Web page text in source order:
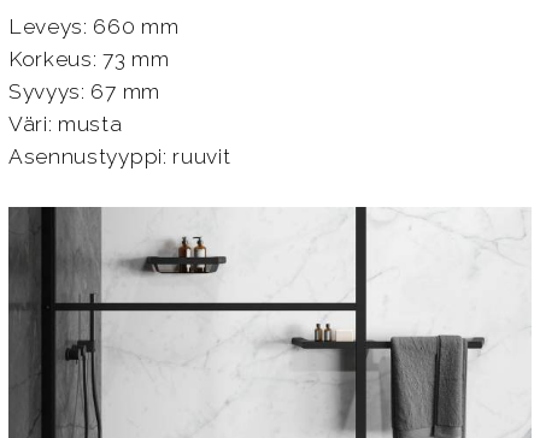
Leveys: 660 mm
Korkeus: 73 mm
Syvyys: 67 mm
Väri: musta
Asennustyyppi: ruuvit